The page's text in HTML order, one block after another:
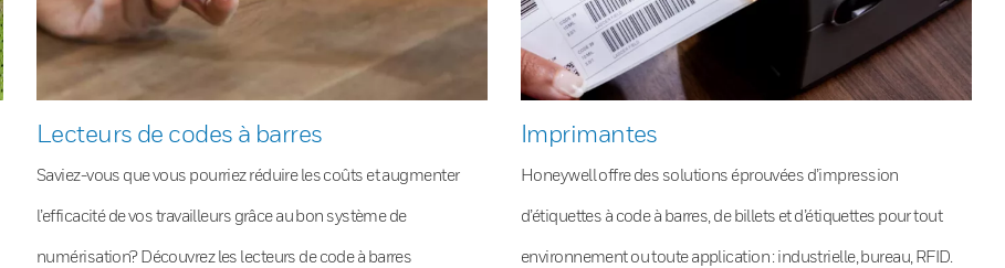
Lecteurs de codes à barres
Saviez-vous que vous pourriez réduire les coûts et augmenter
l’efficacité de vos travailleurs grâce au bon système de
numérisation? Découvrez les lecteurs de code à barres
Imprimantes
Honeywell offre des solutions éprouvées d’impression
d’étiquettes à code à barres, de billets et d’étiquettes pour tout
environnement ou toute application : industrielle, bureau, RFID.